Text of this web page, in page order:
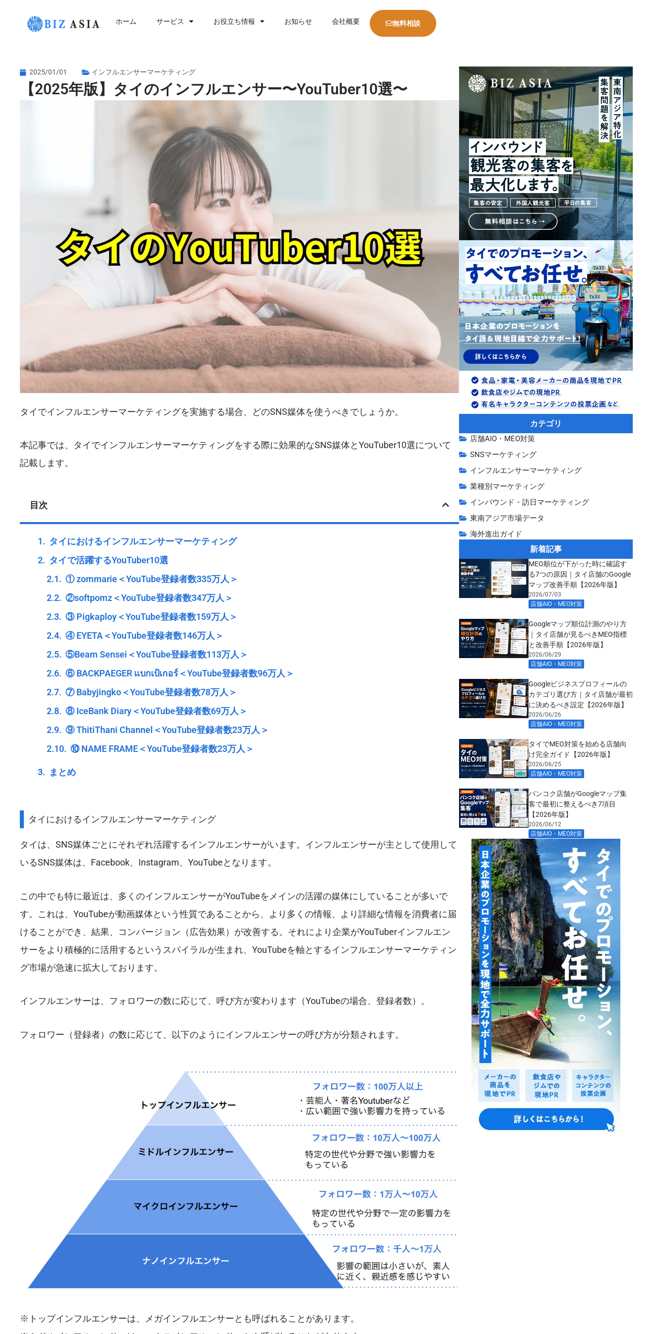
ホーム サービス お役立ち情報 お知らせ 会社概要 無料相談
2025/01/01 インフルエンサーマーケティング
【2025年版】タイのインフルエンサー〜YouTuber10選〜
タイでインフルエンサーマーケティングを実施する場合、どのSNS媒体を使うべきでしょうか。
本記事では、タイでインフルエンサーマーケティングをする際に効果的なSNS媒体とYouTuber10選について
記載します。
目次
タイにおけるインフルエンサーマーケティング
タイで活躍するYouTuber10選
① zommarie＜YouTube登録者数335万人＞
②softpomz＜YouTube登録者数347万人＞
③ Pigkaploy＜YouTube登録者数159万人＞
④ EYETA＜YouTube登録者数146万人＞
⑤Beam Sensei＜YouTube登録者数113万人＞
⑥ BACKPAEGER แบกเป้เกอร์＜YouTube登録者数96万人＞
⑦ Babyjingko＜YouTube登録者数78万人＞
⑧ IceBank Diary＜YouTube登録者数69万人＞
⑨ ThitiThani Channel＜YouTube登録者数23万人＞
⑩ NAME FRAME＜YouTube登録者数23万人＞
まとめ
タイにおけるインフルエンサーマーケティング
タイは、SNS媒体ごとにそれぞれ活躍するインフルエンサーがいます。インフルエンサーが主として使用して
いるSNS媒体は、Facebook、Instagram、YouTubeとなります。
この中でも特に最近は、多くのインフルエンサーがYouTubeをメインの活躍の媒体にしていることが多いで
す。これは、YouTubeが動画媒体という性質であることから、より多くの情報、より詳細な情報を消費者に届
けることができ、結果、コンバージョン（広告効果）が改善する。それにより企業がYouTuberインフルエン
サーをより積極的に活用するというスパイラルが生まれ、YouTubeを軸とするインフルエンサーマーケティン
グ市場が急速に拡大しております。
インフルエンサーは、フォロワーの数に応じて、呼び方が変わります（YouTubeの場合、登録者数）。
フォロワー（登録者）の数に応じて、以下のようにインフルエンサーの呼び方が分類されます。
※トップインフルエンサーは、メガインフルエンサーとも呼ばれることがあります。
カテゴリ
店舗AIO・MEO対策
SNSマーケティング
インフルエンサーマーケティング
業種別マーケティング
インバウンド・訪日マーケティング
東南アジア市場データ
海外進出ガイド
新着記事
MEO順位が下がった時に確認す
る7つの原因｜タイ店舗のGoogle
マップ改善手順【2026年版】
2026/07/03
店舗AIO・MEO対策
Googleマップ順位計測のやり方
｜タイ店舗が見るべきMEO指標
と改善手順【2026年版】
2026/06/29
店舗AIO・MEO対策
Googleビジネスプロフィールの
カテゴリ選び方｜タイ店舗が最初
に決めるべき設定【2026年版】
2026/06/26
店舗AIO・MEO対策
タイでMEO対策を始める店舗向
け完全ガイド【2026年版】
2026/06/25
店舗AIO・MEO対策
バンコク店舗がGoogleマップ集
客で最初に整えるべき7項目
【2026年版】
2026/06/12
店舗AIO・MEO対策